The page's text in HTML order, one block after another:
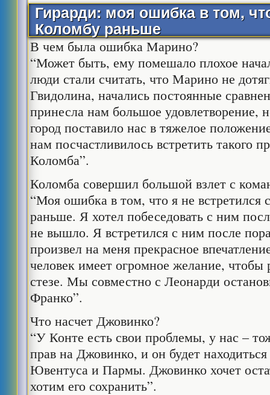
Гирарди: моя ошибка в том,
Коломбу раньше
В чем была ошибка Марино?
“Может быть, ему помешало плохое
люди стали считать, что Марино не
Гвидолина, начались постоянные
принесла нам большое удовлетворение,
город поставило нас в тяжелое
нам посчастливилось встретить такого
Коломба”.
Коломба совершил большой взлет с
“Моя ошибка в том, что я не встретился
раньше. Я хотел побеседовать с ним
не вышло. Я встретился с ним после
произвел на меня прекрасное
человек имеет огромное желание, чтобы
стезе. Мы совместно с Леонарди
Франко”.
Что насчет Джовинко?
“У Конте есть свои проблемы, у нас –
прав на Джовинко, и он будет
Ювентуса и Пармы. Джовинко хочет
хотим его сохранить”.